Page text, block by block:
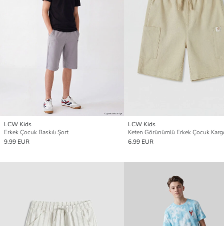
LCW Kids
Erkek Çocuk Baskılı Şort
9.99 EUR
LCW Kids
Keten Görünümlü Erkek Çocuk
6.99 EUR